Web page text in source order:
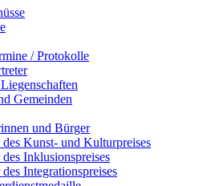
/ Protokolle
Gemeinden
und Bürger
des Kunst- und Kulturpreises
des Inklusionspreises
Integrationspreises